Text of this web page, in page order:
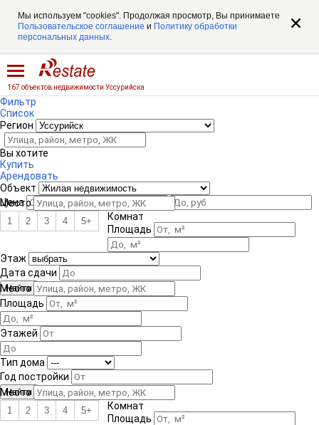
Мы используем "cookies". Продолжая просмотр, Вы принимаете
Пользовательское соглашение и Политику обработки
персональных данных.
167 объектов недвижимости Уссурийска
Фильтр
Список
Регион
Вы хотите
Купить
Арендовать
Объект
Цена
Место
Комнат
1 2 3 4 5+
Площадь
Этаж
Дата сдачи
Место
Площадь
Этажей
Тип дома
Год постройки
Место
Комнат
1 2 3 4 5+
Площадь